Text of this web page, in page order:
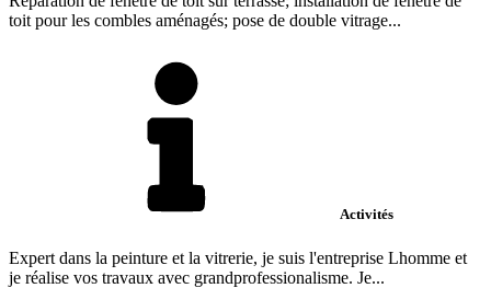
toit pour les combles aménagés; pose de double vitrage...
Activités
Expert dans la peinture et la vitrerie, je suis l'entreprise Lhomme et
je réalise vos travaux avec grandprofessionalisme. Je...